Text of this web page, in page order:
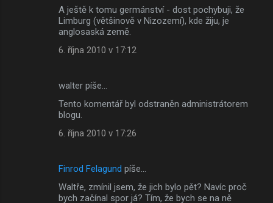
A ještě k tomu germánství - dost pochybuji, že
Limburg (většinově v Nizozemí), kde žiju, je
anglosaská země.
6. října 2010 v 17:12
walter píše…
Tento komentář byl odstraněn administrátorem
blogu.
6. října 2010 v 17:26
Finrod Felagund píše…
Waltře, zmínil jsem, že jich bylo pět? Navíc proč
bych začínal spor já? Tím, že bych se na ně